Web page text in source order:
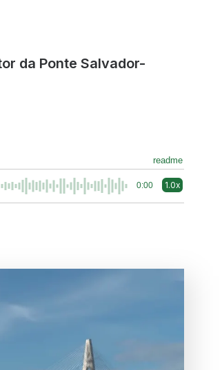
da Ponte Salvador-
readme
0:00 1.0x